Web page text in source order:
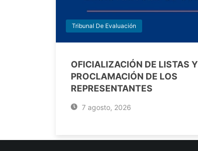
Tribunal De Evaluación
OFICIALIZACIÓN DE LISTAS Y
PROCLAMACIÓN DE LOS
REPRESENTANTES
7 agosto, 2026